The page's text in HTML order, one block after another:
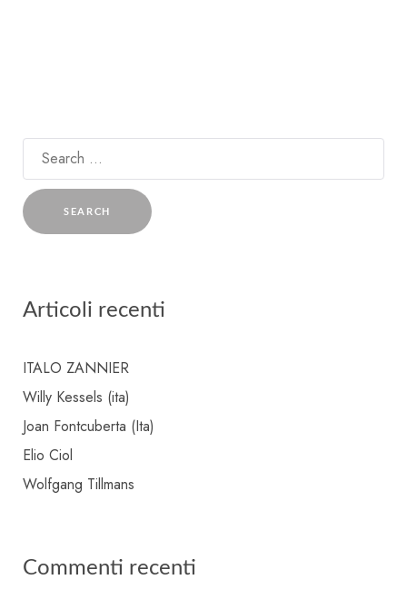
Search
for:
Articoli recenti
ITALO ZANNIER
Willy Kessels (ita)
Joan Fontcuberta (Ita)
Elio Ciol
Wolfgang Tillmans
Commenti recenti